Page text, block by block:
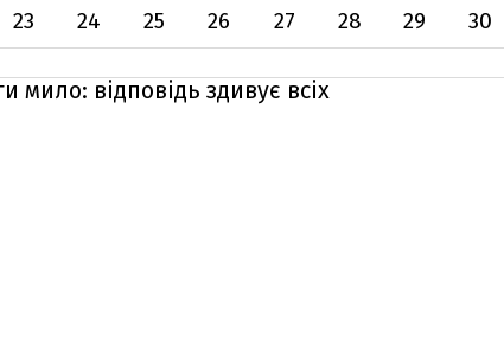
23 24 25 26 27 28 29 30
мило: відповідь здивує всіх